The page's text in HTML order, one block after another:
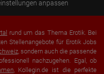
anpassen
rund um das Thema Erotik. Bei
Stellenangebote für Erotik Jobs
, sondern auch die passende
nachzugehen. Egal, ob
, Kollegin.de ist die perfekte